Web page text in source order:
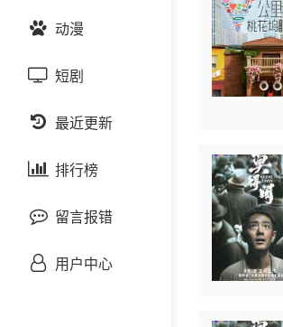
爱情片
科幻片
恐怖片
剧情片
战争片
悬疑片
港台剧
日韩剧
欧美剧
泰国剧
大陆综艺
日韩综艺
港台综艺
欧美综艺
动漫
国产动漫
日韩动漫
欧美动漫
短剧
最近更新
排行榜
留言报错
用户中心